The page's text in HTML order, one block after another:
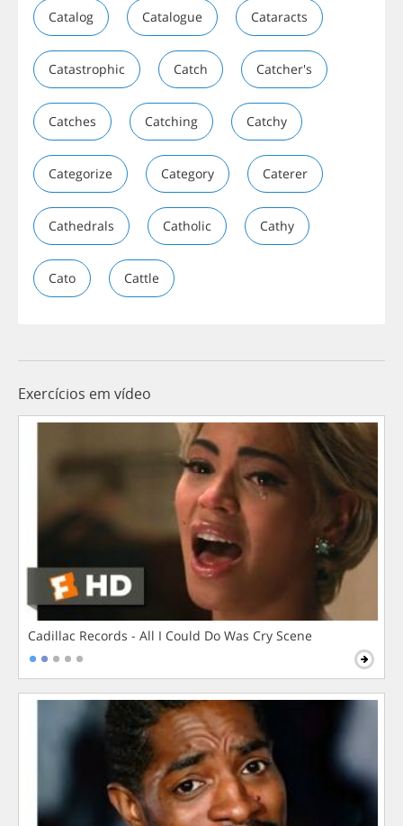
Catalog Catalogue Cataracts
Catastrophic Catch Catcher's
Catches Catching Catchy
Categorize Category Caterer
Cathedrals Catholic Cathy
Cato Cattle
Exercícios em vídeo
Cadillac Records - All I Could Do Was Cry Scene